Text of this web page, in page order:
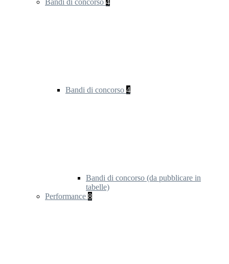
Bandi di concorso 4
Bandi di concorso 4
Bandi di concorso (da pubblicare in
tabelle)
Performance 8